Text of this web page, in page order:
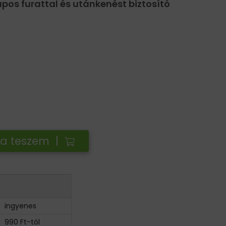
furattal és utánkenést biztosító
teszem |
ingyenes
990 Ft-tól